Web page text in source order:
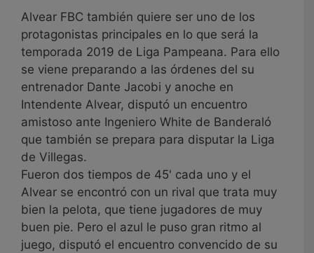
Alvear FBC también quiere ser uno de los
protagonistas principales en lo que será la
temporada 2019 de Liga Pampeana. Para ello
se viene preparando a las órdenes del su
entrenador Dante Jacobi y anoche en
Intendente Alvear, disputó un encuentro
amistoso ante Ingeniero White de Banderaló
que también se prepara para disputar la Liga
de Villegas.
Fueron dos tiempos de 45' cada uno y el
Alvear se encontró con un rival que trata muy
bien la pelota, que tiene jugadores de muy
buen pie. Pero el azul le puso gran ritmo al
juego, disputó el encuentro convencido de su